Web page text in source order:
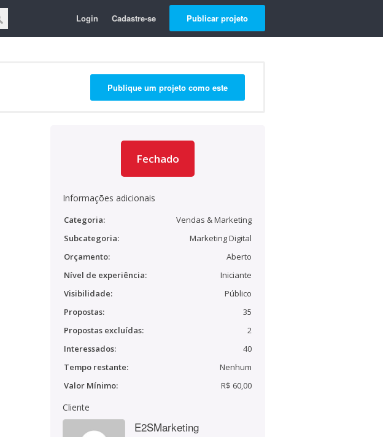
Login Cadastre-se Publicar projeto
Publique um projeto como este
Fechado
Informações adicionais
Categoria:
Vendas & Marketing
Subcategoria:
Marketing Digital
Orçamento:
Aberto
Nível de experiência:
Iniciante
Visibilidade:
Público
Propostas:
35
Propostas excluídas:
2
Interessados:
40
Tempo restante:
Nenhum
Valor Mínimo:
R$ 60,00
Cliente
E2SMarketing